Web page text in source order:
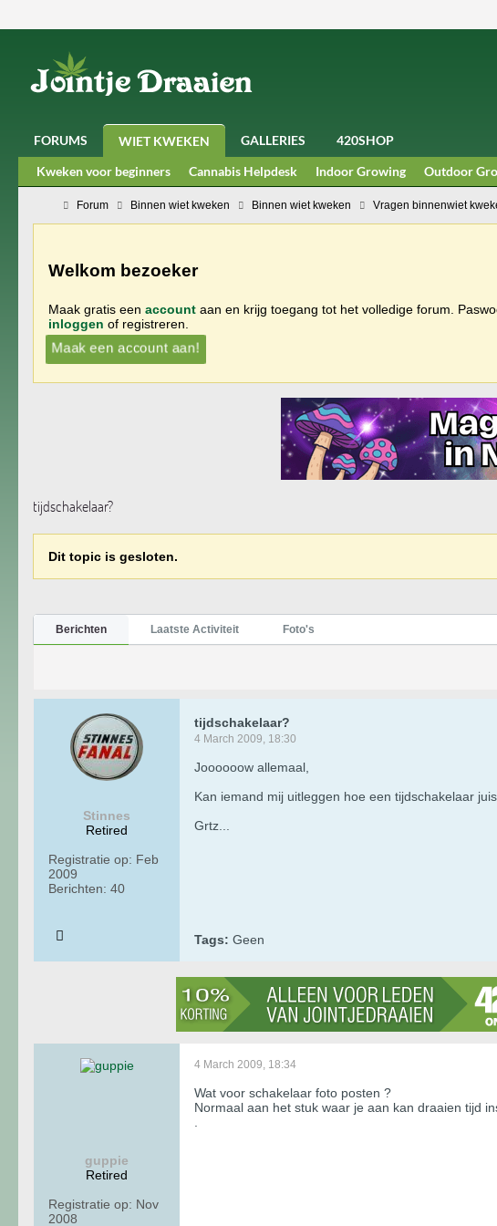
FORUMS WIET KWEKEN GALLERIES
420SHOP
Kweken voor beginners
Cannabis Helpdesk Indoor Growing Outdoor
Forum Binnen wiet kweken Binnen wiet kweken Vragen binnenwiet
Welkom bezoeker
Maak gratis een account aan en krijg toegang tot het volledige forum.
inloggen of registreren.
Maak een account aan!
tijdschakelaar?
Dit topic is gesloten.
Berichten Laatste Activiteit Foto's
Stinnes
Retired
Registratie op: Feb
2009
Berichten: 40
tijdschakelaar?
4 March 2009, 18:30
Joooooow allemaal,
Kan iemand mij uitleggen hoe een tijdschakelaar
Grtz...
Tags: Geen
guppie
Retired
Registratie op: Nov
2008
4 March 2009, 18:34
Wat voor schakelaar foto posten ?
Normaal aan het stuk waar je aan kan draaien tijd